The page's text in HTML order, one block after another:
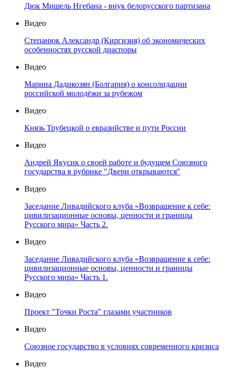
Дюк Мишель Нгебана - внук белорусского партизана
Видео
Степанюк Александр (Киргизия) об экономических
особенностях русской диаспоры
Видео
Марина Дадикозян (Болгария) о консолидации
российской молодёжи за рубежом
Видео
Князь Трубецкой о евразийстве и пути России
Видео
Андрей Якусик о своей работе и будущем Союзного
государства в рубрике "Двери открываются"
Видео
Заседание Ливадийского клуба «Возвращение к себе:
цивилизационные основы, ценности и границы
Русского мира» Часть 2.
Видео
Заседание Ливадийского клуба «Возвращение к себе:
цивилизационные основы, ценности и границы
Русского мира» Часть 1.
Видео
Проект "Точки Роста" глазами участников
Видео
Союзное государство в условиях современного кризиса
Видео